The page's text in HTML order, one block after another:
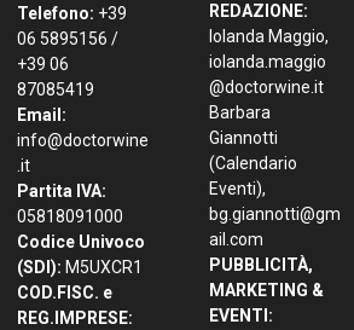
Telefono: +39
06 5895156 /
+39 06
87085419
Email:
info@doctorwine
.it
Partita IVA:
05818091000
Codice Univoco
(SDI): M5UXCR1
COD.FISC. e
REG.IMPRESE:
REDAZIONE:
Iolanda Maggio,
iolanda.maggio
@doctorwine.it
Barbara
Giannotti
(Calendario
Eventi),
bg.giannotti@gm
ail.com
PUBBLICITÀ,
MARKETING &
EVENTI: